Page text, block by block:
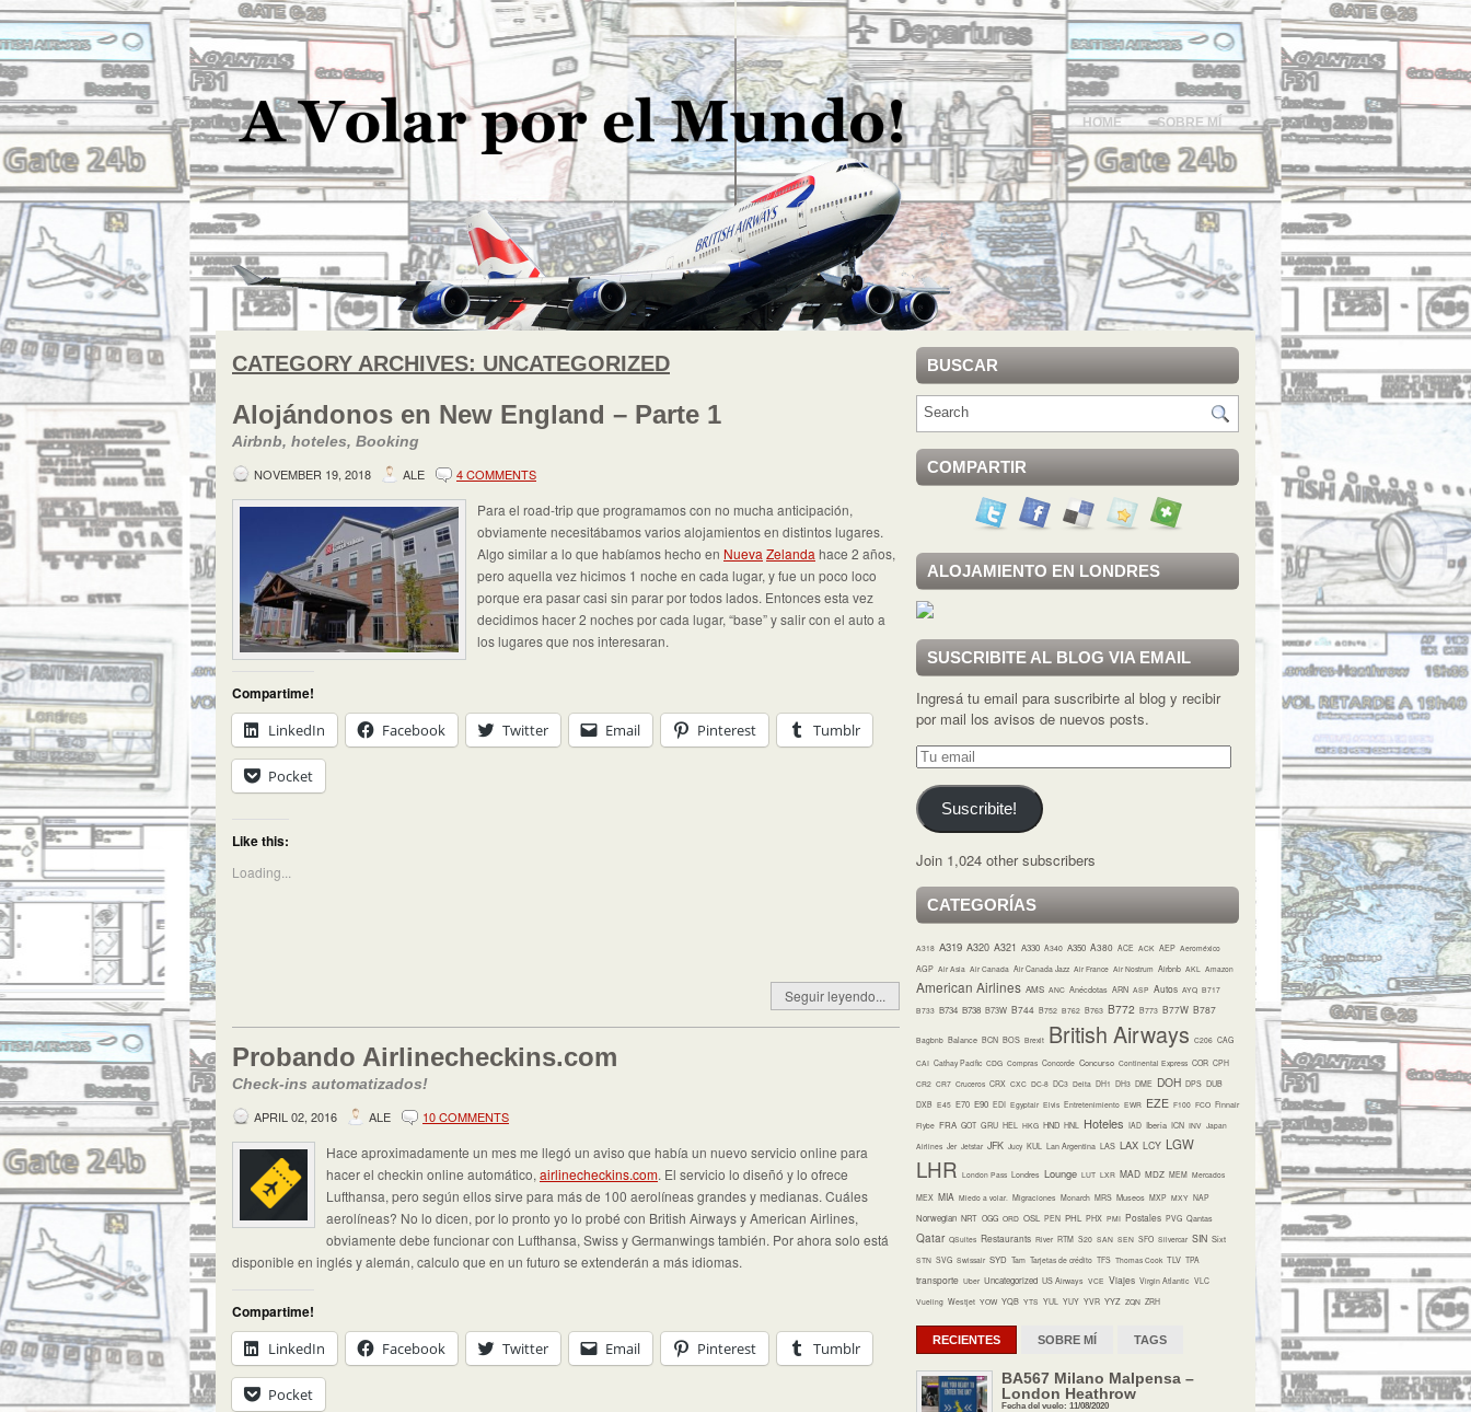
HOME SOBRE MÍ
CATEGORY ARCHIVES: UNCATEGORIZED
Alojándonos en New England – Parte 1
Airbnb, hoteles, Booking
NOVEMBER 19, 2018
ALE 4 COMMENTS
Para el road-trip que programamos con no mucha anticipación,
obviamente necesitábamos varios alojamientos en distintos lugares.
Algo similar a lo que habíamos hecho en Nueva Zelanda hace 2 años,
pero aquella vez hicimos 1 noche en cada lugar, y fue un poco loco
porque era pasar casi sin parar por todos lados. Entonces esta vez
decidimos hacer 2 noches por cada lugar, “base” y salir con el auto a
los lugares que nos interesaran.
Compartime!
LinkedIn
Facebook Twitter Email Pinterest Tumblr
Pocket
Like this:
Loading...
Seguir leyendo...
Probando Airlinecheckins.com
Check-ins automatizados!
APRIL 02, 2016
ALE 10 COMMENTS
Hace aproximadamente un mes me llegó un aviso que había un nuevo servicio online para
hacer el checkin online automático, airlinecheckins.com. El servicio lo diseñó y lo ofrece
Lufthansa, pero según ellos sirve para más de 100 aerolíneas grandes y medianas. Cuáles
aerolíneas? No lo dicen, por lo pronto yo lo probé con British Airways y American Airlines,
obviamente debe funcionar con Lufthansa, Swiss y Germanwings también. Por ahora solo está
disponible en inglés y alemán, calculo que en un futuro se extenderán a más idiomas.
Compartime!
LinkedIn
Facebook Twitter Email Pinterest Tumblr
Pocket
BUSCAR
COMPARTIR
ALOJAMIENTO EN LONDRES
SUSCRIBITE AL BLOG VIA EMAIL
Ingresá tu email para suscribirte al blog y recibir
por mail los avisos de nuevos posts.
Tu
email
Suscribite!
Join 1,024 other subscribers
CATEGORÍAS
A318 A319 A320 A321 A330 A340 A350 A380 ACE ACK AEP Aeroméxico
AGP Air Asia Air Canada Air Canada Jazz Air France Air Nostrum Airbnb AKL Amazon
American Airlines AMS ANC Anécdotas ARN ASP Autos AYQ B717
B733 B734 B738 B73W B744 B752 B762 B763 B772 B773 B77W B787
Bagbnb Balance BCN BOS Brexit British Airways C206 CAG
CAI Cathay Pacific CDG Compras Concorde Concurso Continental Express COR CPH
CR2 CR7 Cruceros CRX CXC DC-8 DC3 Delta DH1 DH3 DME DOH DPS DUB
DXB E45 E70 E90 EDI Egyptair Elvis Entretenimiento EWR EZE F100 FCO Finnair
Flybe FRA GOT GRU HEL HKG HND HNL Hoteles IAD Iberia ICN INV Japan
Airlines Jer Jetstar JFK Jucy KUL Lan Argentina LAS LAX LCY LGW
LHR London Pass Londres Lounge LUT LXR MAD MDZ MEM Mercados
MEX MIA Miedo a volar. Migraciones Monarch MRS Museos MXP MXY NAP
Norwegian NRT OGG ORD OSL PEN PHL PHX PMI Postales PVG Qantas
Qatar QSuites Restaurants River RTM S20 SAN SEN SFO Silvercar SIN Sixt
STN SVG Swissair SYD Tam Tarjetas de crédito TFS Thomas Cook TLV TPA
transporte Uber Uncategorized US Airways VCE Viajes Virgin Atlantic VLC
Vueling Westjet YOW YQB YTS YUL YUY YVR YYZ ZQN ZRH
RECIENTES SOBRE MÍ TAGS
BA567 Milano Malpensa –
London Heathrow
Fecha del vuelo: 11/08/2020